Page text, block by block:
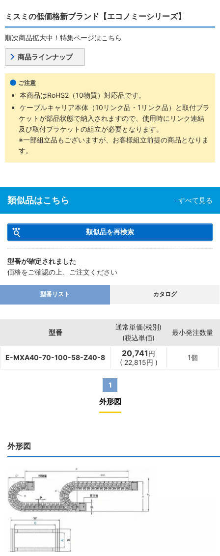
ミスミの低価格新ブランド【エコノミーシリーズ】
順次商品拡大中！特集ページはこちら
商品ラインナップ
ご注意
本商品はRoHS2（10物質）対応品です。
ケーブルキャリア本体（10リンク品・1リンク品）と取付ブラ
ケットが部品状態で納入されますので、使用時にリンク連結
及び取付ブラケットの組立が必要となります。
※一部組立品もございますが、お客様組立前提の商品となりま
す。
類似品はこちら すべて見る
類似品を再検索
型番が確定されました
価格をご確認の上、ご注文ください
型番リスト カタログ
型番
通常単価(税別)
(税込単価)
最小発注数量
E-MXA40-70-100-58-Z40-8 20,741円
( 22,815円 )
1個
1
外形図
外形図